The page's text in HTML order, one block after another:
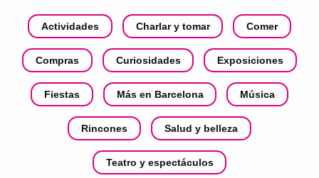
Actividades Charlar y tomar Comer
Compras Curiosidades Exposiciones
Fiestas Más en Barcelona Música
Rincones Salud y belleza
Teatro y espectáculos